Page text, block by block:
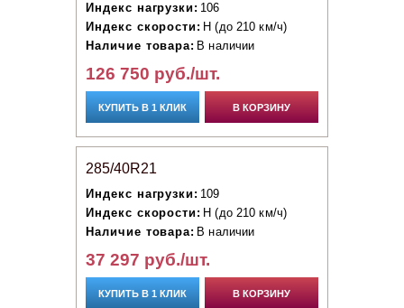
Индекс нагрузки: 106
Индекс скорости: H (до 210 км/ч)
Наличие товара: В наличии
126 750 руб./шт.
КУПИТЬ В 1 КЛИК В КОРЗИНУ
285/40R21
Индекс нагрузки: 109
Индекс скорости: H (до 210 км/ч)
Наличие товара: В наличии
37 297 руб./шт.
КУПИТЬ В 1 КЛИК В КОРЗИНУ